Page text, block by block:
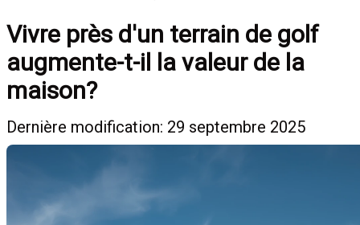
Vivre près d'un terrain de golf
augmente-t-il la valeur de la
maison?
Dernière modification: 29 septembre 2025